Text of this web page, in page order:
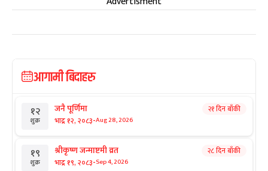
आगामी बिदाहरु
१२
शुक्र
जनै पूर्णिमा
भाद्र १२, २०८३-Aug 28, 2026
२१ दिन बाँकी
१९
शुक्र
श्रीकृष्ण जन्माष्टमी व्रत
भाद्र १९, २०८३-Sep 4, 2026
२८ दिन बाँकी